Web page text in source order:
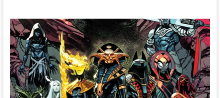
Creation
#01:
Pepe
Larraz
y
Marte
Gracia
nos
llevan